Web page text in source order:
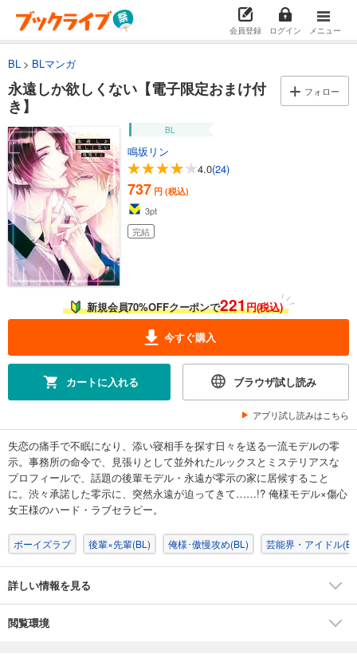
会員登録 ログイン メニュー
BL BLマンガ
永遠しか欲しくない【電子限定おまけ付
き】
フォロー
BL
鳴坂リン
4.0(24)
737 円 (税込)
3pt
完結
新規会員70%OFFクーポンで221円(税込)
今すぐ購入
カートに入れる ブラウザ試し読み
アプリ試し読みはこちら
失恋の痛手で不眠になり、添い寝相手を探す日々を送る一流モデルの零
示。事務所の命令で、見張りとして並外れたルックスとミステリアスな
プロフィールで、話題の後輩モデル・永遠が零示の家に居候すること
に。渋々承諾した零示に、突然永遠が迫ってきて……!? 俺様モデル×傷心
女王様のハード・ラブセラピー。
ボーイズラブ 後輩×先輩(BL) 俺様･傲慢攻め(BL) 芸能界・アイドル
詳しい情報を見る
閲覧環境